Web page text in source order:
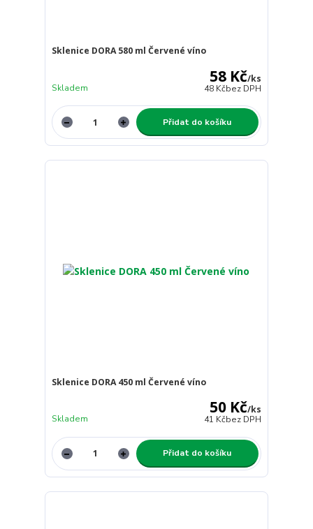
Sklenice DORA 580 ml Červené víno
58 Kč/ks
48 Kčbez DPH
Skladem
Přidat do košíku
Sklenice DORA 450 ml Červené víno
50 Kč/ks
41 Kčbez DPH
Skladem
Přidat do košíku